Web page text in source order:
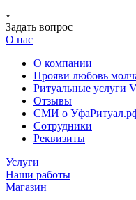
Задать вопрос
О нас
О компании
Прояви любовь
Ритуальные услуги
Отзывы
СМИ о
Сотрудники
Реквизиты
Услуги
Наши работы
Магазин